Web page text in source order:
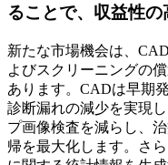
ることで、収益性の
新たな市場機会は、
よびスクリーニングの
あります。CADは早期
診断漏れの減少を実現
プ画像検査を減らし、
帰を最大化します。さ